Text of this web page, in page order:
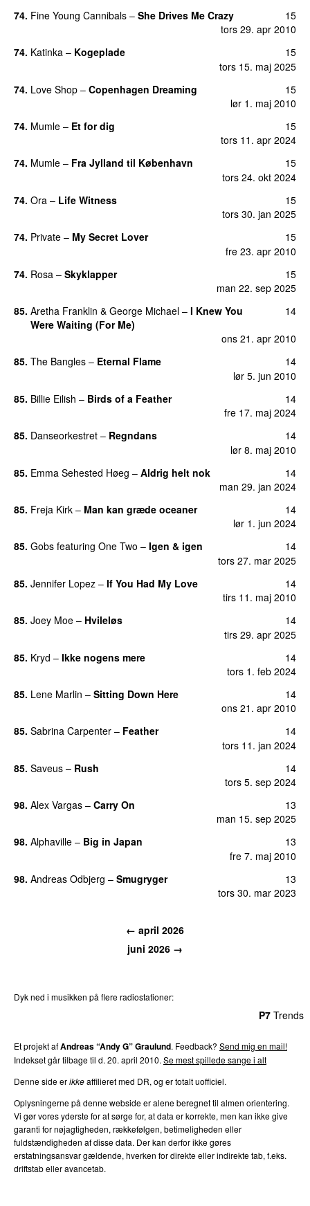
74. Fine Young Cannibals – She Drives Me Crazy
tors 29. apr 2010
15
74. Katinka – Kogeplade
tors 15. maj 2025
15
74. Love Shop – Copenhagen Dreaming
lør 1. maj 2010
15
74. Mumle – Et for dig
tors 11. apr 2024
15
74. Mumle – Fra Jylland til København
tors 24. okt 2024
15
74. Ora – Life Witness
tors 30. jan 2025
15
74. Private – My Secret Lover
fre 23. apr 2010
15
74. Rosa – Skyklapper
man 22. sep 2025
15
85. Aretha Franklin & George Michael – I Knew You
Were Waiting (For Me)
ons 21. apr 2010
14
85. The Bangles – Eternal Flame
lør 5. jun 2010
14
85. Billie Eilish – Birds of a Feather
fre 17. maj 2024
14
85. Danseorkestret – Regndans
lør 8. maj 2010
14
85. Emma Sehested Høeg – Aldrig helt nok
man 29. jan 2024
14
85. Freja Kirk – Man kan græde oceaner
lør 1. jun 2024
14
85. Gobs featuring One Two – Igen & igen
tors 27. mar 2025
14
85. Jennifer Lopez – If You Had My Love
tirs 11. maj 2010
14
85. Joey Moe – Hvileløs
tirs 29. apr 2025
14
85. Kryd – Ikke nogens mere
tors 1. feb 2024
14
85. Lene Marlin – Sitting Down Here
ons 21. apr 2010
14
85. Sabrina Carpenter – Feather
tors 11. jan 2024
14
85. Saveus – Rush
tors 5. sep 2024
14
98. Alex Vargas – Carry On
man 15. sep 2025
13
98. Alphaville – Big in Japan
fre 7. maj 2010
13
98. Andreas Odbjerg – Smugryger
tors 30. mar 2023
13
← april 2026
juni 2026 →
Dyk ned i musikken på flere radiostationer:
P7 Trends
Et projekt afAndreas “Andy G” Graulund. Feedback? Send mig en mail!
Indekset går tilbage til d. 20. april 2010. Se mest spillede sange i alt
Denne side erikkeaffilieret med DR, og er totalt uofficiel.
Oplysningerne på denne webside er alene beregnet til almen orientering.
Vi gør vores yderste for at sørge for, at data er korrekte, men kan ikke give
garanti for nøjagtigheden, rækkefølgen, betimeligheden eller
fuldstændigheden af disse data. Der kan derfor ikke gøres
erstatningsansvar gældende, hverken for direkte eller indirekte tab, f.eks.
driftstab eller avancetab.